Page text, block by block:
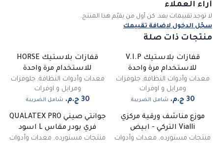
آراء العملاء
لا توجد تقييمات بعد. كن أول من يقيّم هذا المنتج.
سجّل الدخول لإضافة تقييمك
منتجات ذات صلة
قفازات بلاستيك V.I.P
للاستخدام مرة واحدة
معدات وأدوات النظافة,جلوفزات
ومرايل و اوفرات
شامل الضريبة
قفازات بلاستيك HORSE
للاستخدام مرة واحدة
معدات وأدوات النظافة,جلوفزات
ومرايل و اوفرات
شامل الضريبة
موزع مناشف ورقية مركزي
Vialli التركي - ابيض
منتجات مستورده, معدات وأدوات
جوانتي صيني QUALATEX PRO
فري بودر مقاس L اسود
منتجات مستورده, معدات وأدوات